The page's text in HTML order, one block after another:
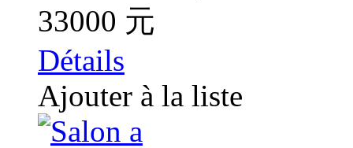
33000 元
Détails
Ajouter à la liste